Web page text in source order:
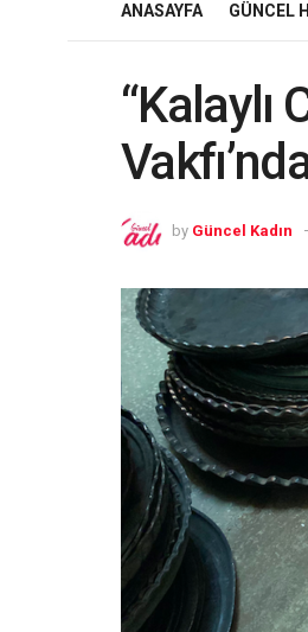
ANASAYFA GÜNCEL
“Kalaylı
by Güncel Kadın